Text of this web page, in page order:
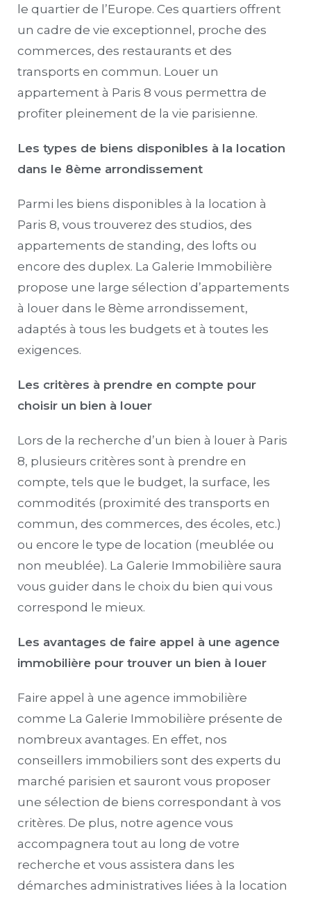
le quartier de l’Europe. Ces quartiers offrent
un cadre de vie exceptionnel, proche des
commerces, des restaurants et des
transports en commun. Louer un
appartement à Paris 8 vous permettra de
profiter pleinement de la vie parisienne.
Les types de biens disponibles à la location
dans le 8ème arrondissement
Parmi les biens disponibles à la location à
Paris 8, vous trouverez des studios, des
appartements de standing, des lofts ou
encore des duplex. La Galerie Immobilière
propose une large sélection d’appartements
à louer dans le 8ème arrondissement,
adaptés à tous les budgets et à toutes les
exigences.
Les critères à prendre en compte pour
choisir un bien à louer
Lors de la recherche d’un bien à louer à Paris
8, plusieurs critères sont à prendre en
compte, tels que le budget, la surface, les
commodités (proximité des transports en
commun, des commerces, des écoles, etc.)
ou encore le type de location (meublée ou
non meublée). La Galerie Immobilière saura
vous guider dans le choix du bien qui vous
correspond le mieux.
Les avantages de faire appel à une agence
immobilière pour trouver un bien à louer
Faire appel à une agence immobilière
comme La Galerie Immobilière présente de
nombreux avantages. En effet, nos
conseillers immobiliers sont des experts du
marché parisien et sauront vous proposer
une sélection de biens correspondant à vos
critères. De plus, notre agence vous
accompagnera tout au long de votre
recherche et vous assistera dans les
démarches administratives liées à la location